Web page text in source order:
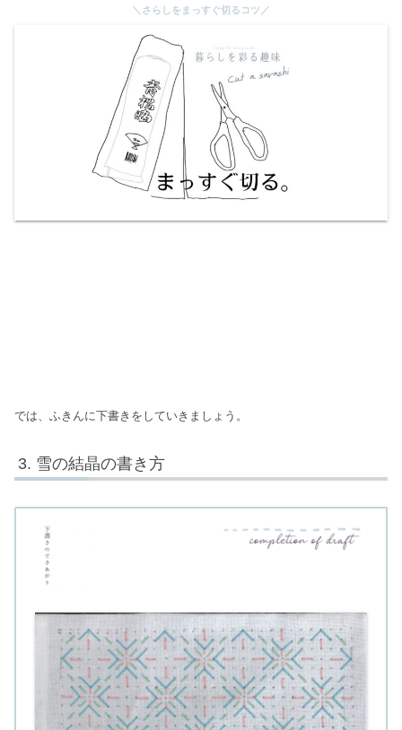
＼さらしをまっすぐ切るコツ／
では、ふきんに下書きをしていきましょう。
雪の結晶の書き方